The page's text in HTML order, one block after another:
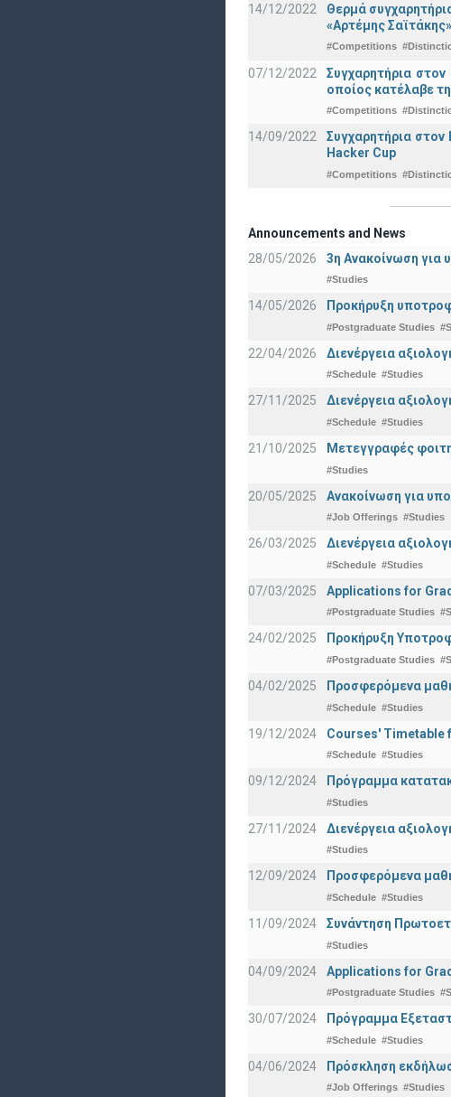
14/12/2022
Θερμά
«Αρτέμης
#Competitions
07/12/2022
Συγχαρητήρια
οποίος κατέλαβε
#Competitions
14/09/2022
Συγχαρητήρια
Hacker Cup
#Competitions
Announcements and News
28/05/2026
3η Ανακοίνωση για
#Studies
14/05/2026 Προκήρυξη
#Postgraduate Studies
22/04/2026 Διενέργεια
#Schedule #Studies
27/11/2025 Διενέργεια
#Schedule #Studies
21/10/2025 Μετεγγραφές
#Studies
20/05/2025 Ανακοίνωση για
#Job Offerings #Studies
26/03/2025 Διενέργεια
#Schedule #Studies
07/03/2025 Applications for
#Postgraduate Studies
24/02/2025 Προκήρυξη
#Postgraduate Studies
04/02/2025 Προσφερόμενα
#Schedule #Studies
19/12/2024 Courses' Timetable
#Schedule #Studies
09/12/2024 Πρόγραμμα
#Studies
27/11/2024 Διενέργεια
#Studies
12/09/2024 Προσφερόμενα
#Schedule #Studies
11/09/2024 Συνάντηση
#Studies
04/09/2024 Applications for
#Postgraduate Studies
30/07/2024 Πρόγραμμα
#Schedule #Studies
04/06/2024 Πρόσκληση
#Job Offerings #Studies